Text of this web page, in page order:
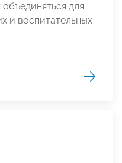
для
и воспитательных